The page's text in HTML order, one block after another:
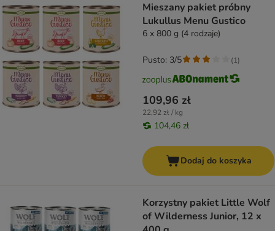
Mieszany pakiet próbny
Lukullus Menu Gustico
6 x 800 g (4 rodzaje)
109,96 zł
22,92 zł / kg
104,46 zł
Pusto: 3/5 (1)
Dodaj do koszyka
Korzystny pakiet Little Wolf
of Wilderness Junior, 12 x